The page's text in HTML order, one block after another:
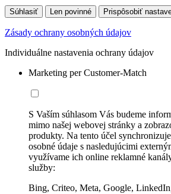
Súhlasiť Len povinné Prispôsobiť
Zásady ochrany osobných údajov
Individuálne nastavenia ochrany údajov
Marketing per Customer-Match
S Vaším súhlasom Vás budeme
mimo našej webovej stránky a
produkty. Na tento účel
osobné údaje s nasledujúcimi
využívame ich online reklamné
služby:
Bing, Criteo, Meta, Google,